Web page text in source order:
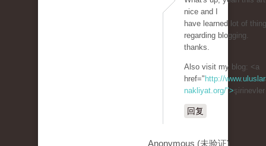
nice and I
have learned lot of
regarding blogging.
thanks.
Also visit my blog: <a
href=" http://
nakliyat.org/">
回复
Anonymous (未验证)